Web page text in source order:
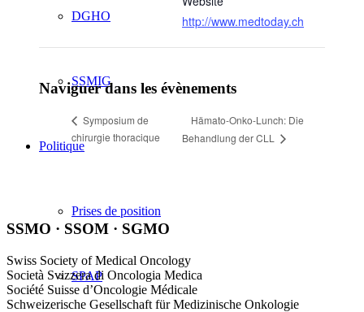
DGHO
SSMIG
Politique
Prises de position
SPAP
http://www.medtoday.ch
Naviguer dans les évènements
Symposium de
chirurgie thoracique
Hämato-Onko-Lunch: Die
Behandlung der CLL
SSMO · SSOM · SGMO
Swiss Society of Medical Oncology
Società Svizzera di Oncologia Medica
Société Suisse d’Oncologie Médicale
Schweizerische Gesellschaft für Medizinische Onkologie